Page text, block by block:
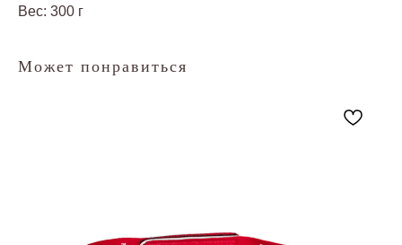
Вес: 300 г
Может понравиться